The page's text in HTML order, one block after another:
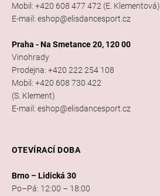
Mobil: +420 608 477 472 (E. Klementová)
E-mail: eshop@elisdancesport.cz
Praha - Na Smetance 20, 120 00
Vinohrady
Prodejna: +420 222 254 108
Mobil: +420 608 730 422
(S. Klement)
E-mail: eshop@elisdancesport.cz
OTEVÍRACÍ DOBA
Brno – Lidická 30
Po–Pá: 12:00 – 18:00